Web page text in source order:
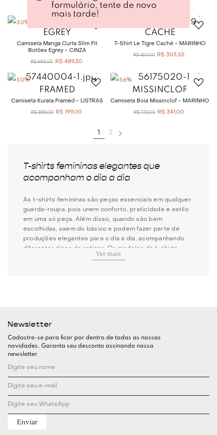
00 R$ 164 00 R$ 328, 00
-30%
EGREY
Camiseta Manga Curta Slim Fit
Botões Egrey - CINZA
R$ 699,00 R$ 489,30
CACHÉ
T-Shirt Le Tigre Caché - MARINHO
R$ 467,00 R$ 303,55
-50%
FRAMED
Camiseta Kurata Framed - LISTRAS
R$ 398,00 R$ 199,00
-56%
MISSINCLOF
Camiseta Boia Missinclof - MARINHO
R$ 773,00 R$ 341,00
1 2
T-shirts femininas elegantes que
acompanham o dia a dia
As t-shirts femininas são peças essenciais em qualquer
guarda-roupa, pois unem conforto, praticidade e estilo
em uma só peça. Além disso, quando são bem
escolhidas, saem do básico e podem fazer parte de
produções elegantes para o dia a dia, acompanhando
diferentes tipos de rotinas. Os modelos de t-shirts
Como usar t-shirt feminina no dia a dia?
Para quem procura praticidade, conforto e estilo, usar t-
shirt no dia a dia é uma excelente alternativa, já que ela
bermudas
Ver mais
Newsletter
Cadastre-se para ficar por dentro de todas as nossas
novidades. Garanta seu desconto assinando nossa
newsletter
Enviar
formulário, tente de novo
mais tarde!